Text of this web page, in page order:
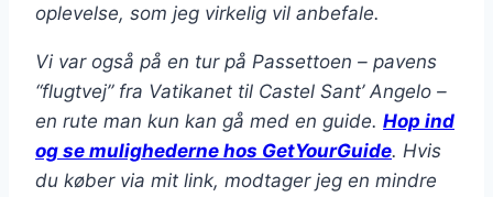
oplevelse, som jeg virkelig vil anbefale.
Vi var også på en tur på Passettoen – pavens
“flugtvej” fra Vatikanet til Castel Sant’ Angelo –
en rute man kun kan gå med en guide. Hop ind
og se mulighederne hos GetYourGuide. Hvis
du køber via mit link, modtager jeg en mindre